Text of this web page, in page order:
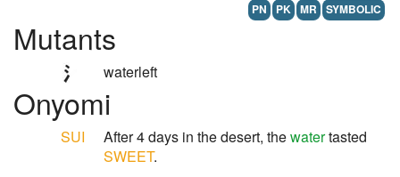
PN PK MR SYMBOLIC
Mutants
waterleft
Onyomi
SUI After 4 days in the desert, thewatertasted
SWEET.